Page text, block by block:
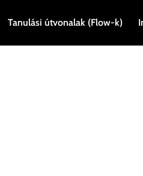
Tanulási útvonalak (Flow-k)